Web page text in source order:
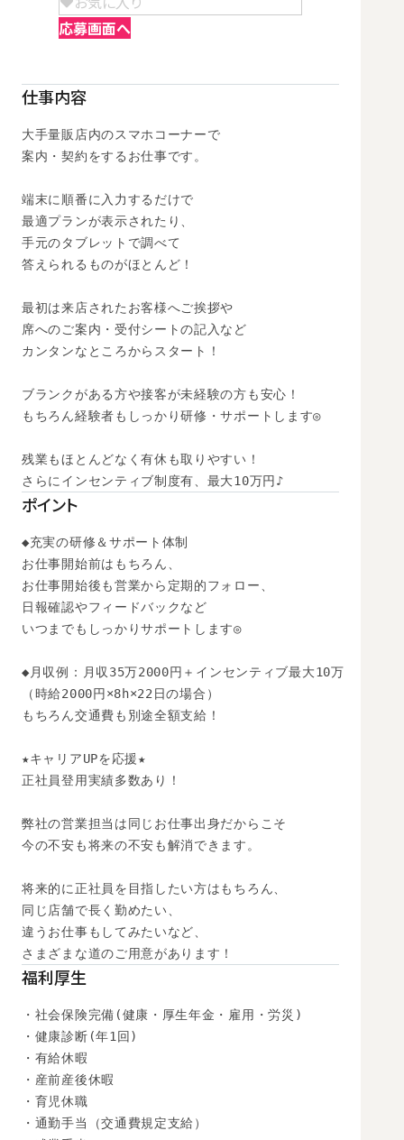
応募画面へ
仕事内容
大手量販店内のスマホコーナーで
案内・契約をするお仕事です。
端末に順番に入力するだけで
最適プランが表示されたり、
手元のタブレットで調べて
答えられるものがほとんど！
最初は来店されたお客様へご挨拶や
席へのご案内・受付シートの記入など
カンタンなところからスタート！
ブランクがある方や接客が未経験の方も安心！
もちろん経験者もしっかり研修・サポートします◎
残業もほとんどなく有休も取りやすい！
さらにインセンティブ制度有、最大10万円♪
ポイント
◆充実の研修＆サポート体制
お仕事開始前はもちろん、
お仕事開始後も営業から定期的フォロー、
日報確認やフィードバックなど
いつまでもしっかりサポートします◎
◆月収例：月収35万2000円＋インセンティブ最大10万
（時給2000円×8h×22日の場合）
もちろん交通費も別途全額支給！
★キャリアUPを応援★
正社員登用実績多数あり！
弊社の営業担当は同じお仕事出身だからこそ
今の不安も将来の不安も解消できます。
将来的に正社員を目指したい方はもちろん、
同じ店舗で長く勤めたい、
違うお仕事もしてみたいなど、
さまざまな道のご用意があります！
福利厚生
・社会保険完備(健康・厚生年金・雇用・労災)
・健康診断(年1回)
・有給休暇
・産前産後休暇
・育児休職
・通勤手当（交通費規定支給）